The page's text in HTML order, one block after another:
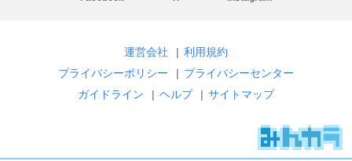
運営会社 | 利用規約
プライバシーポリシー
| プライバシーセンター
ガイドライン
| ヘルプ | サイトマップ